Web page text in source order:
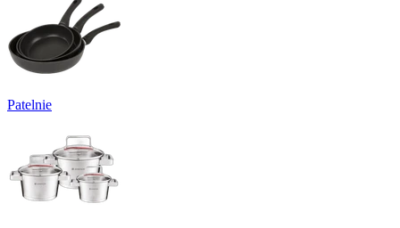
Patelnie